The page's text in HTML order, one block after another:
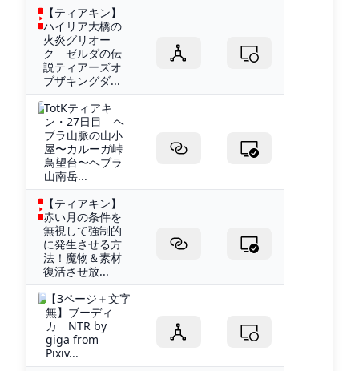
【ティアキン】
ハイリア大橋の
火炎グリオー
ク ゼルダの伝
説ティアーズオ
ブザキングダ...
TotKティアキ
ン・27日目 ヘ
ブラ山脈の山小
屋〜カルーガ峠
鳥望台〜ヘブラ
山南岳...
【ティアキン】
赤い月の条件を
無視して強制的
に発生させる方
法！魔物＆素材
復活させ放...
【3ページ＋文字
無】ブーディ
カ NTR by
giga from
Pixiv...